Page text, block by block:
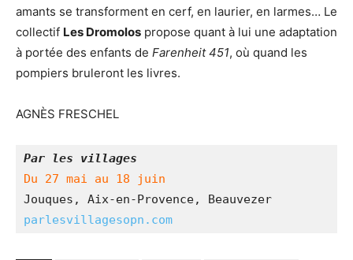
amants se transforment en cerf, en laurier, en larmes… Le
collectif Les Dromolos propose quant à lui une adaptation
à portée des enfants de Farenheit 451, où quand les
pompiers bruleront les livres.
AGNÈS FRESCHEL
Par les villages
Du 27 mai au 18 juin
Jouques, Aix-en-Provence, Beauvezer
parlesvillagesopn.com